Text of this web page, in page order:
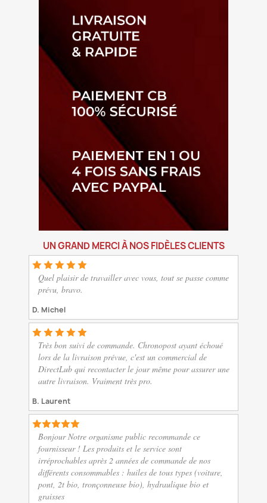
UN GRAND MERCI À NOS FIDÈLES CLIENTS
Quel plaisir de travailler avec vous, tout se passe comme
prévu, bravo.
D. Michel
Très bon suivi de commande. Chronopost ayant échoué
lors de la livraison prévue, c'est un commercial de
DirectLub qui recontacter le jour même pour assurer une
autre livraison. Vraiment très pro.
B. Laurent
Bonjour Notre organisme public recommande ce
fournisseur ! Les produits et le service sont
irréprochables après 2 années de commande de nos
différents consommables : huiles de tous types (voiture,
pont, 2t bio, tronçonneuse bio), hydraulique bio et
graisses